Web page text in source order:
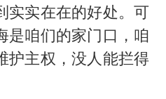
实实在在的好处。可
是咱们的家门口，咱
护主权，没人能拦得